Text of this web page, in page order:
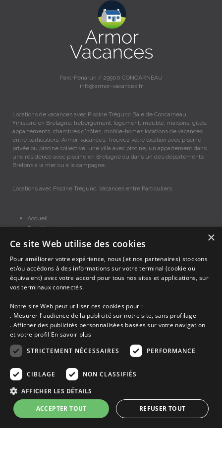
Parc-Penarun / 29900 CONCARNEAU
info@armor-vacances.fr
Locations de vacances avec Piscine Trégunc Baie de Concarneau
Finistère en Bretagne, hébergement, logement, meublé, maisons, gites,
appartements, chambres d'hôtes, mobile-homes locations de vacances
entre particuliers, Armor-vacances. Trouvez votre location avec piscine
privée ou piscine collective, une villa avec piscine, un appartement dans
une résidence avec piscine en Bretagne ou dans un des départements
Bretons à la mer ou à la campagne.
Locations avec Piscine Trégunc, Vacances entre Particuliers
Accueil
Dernières minutes
Découvrir les départements bretons
Qui sommes-nous ?
Espace propriétaire
Ma sélection
Blog
Mentions légales
Politique cookies
En partenariat avec Clévacances des Côtes d'Armor et du Finistère,
Clévacances est un label national de référence, réglementé par une charte
et grille de critères nationales pour certifier la qualité des hébergements
touristiques. C'est aussi un réseau de proximité avec une visite tous les 4
×
Ce site Web utilise des cookies
Pour améliorer votre expérience, nous (et nos partenaires) stockons
et/ou accédons à des informations sur votre terminal (cookie ou
équivalent) avec votre accord pour tous nos sites et applications, sur
vos terminaux connectés.
Notre site Web peut utiliser ces cookies pour :
. Mesurer l'audience de la publicité sur notre site, sans profilage
. Afficher des publicités personnalisées basées sur votre navigation
et votre profil En savoir plus
STRICTEMENT NÉCESSAIRES
PERFORMANCE
CIBLAGE NON CLASSIFIÉS
AFFICHER LES DÉTAILS
ACCEPTER TOUT REFUSER TOUT